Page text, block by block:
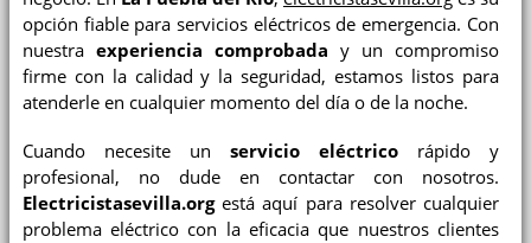
opción fiable para servicios eléctricos de emergencia. Con
nuestra experiencia comprobada y un compromiso
firme con la calidad y la seguridad, estamos listos para
atenderle en cualquier momento del día o de la noche.
Cuando necesite un servicio eléctrico rápido y
profesional, no dude en contactar con nosotros.
Electricistasevilla.orgestá aquí para resolver cualquier
problema eléctrico con la eficacia que nuestros clientes